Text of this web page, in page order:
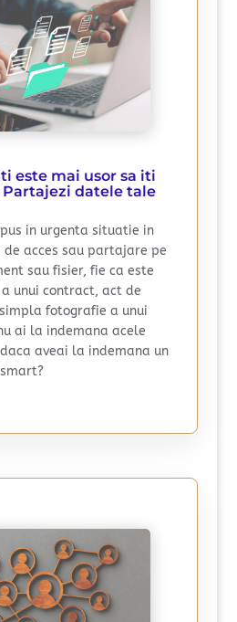
este mai usor sa iti
Partajezi datele tale
in urgenta situatie in
de acces sau partajare pe
sau fisier, fie ca este
unui contract, act de
fotografie a unui
ai la indemana acele
aveai la indemana un